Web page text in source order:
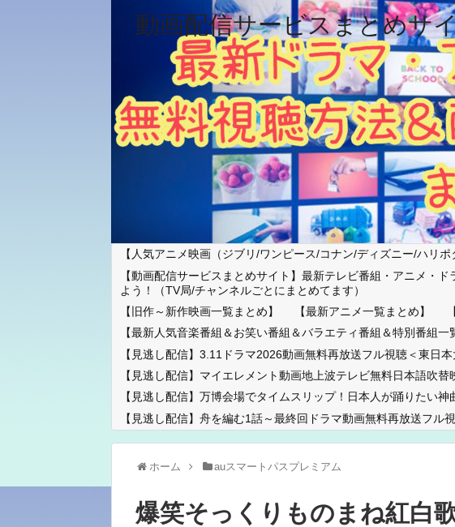
動画配信サービスまとめサ
【人気アニメ映画（ジブリ/ワンピース/コナン/ディズニー/ハリポ
【動画配信サービスまとめサイト】最新テレビ番組・アニメ・
よう！（TV局/チャンネルごとにまとめてます）
【旧作～新作映画一覧まとめ】
【最新アニメ一覧まとめ】
【最新人気音楽番組＆お笑い番組＆バラエティ番組＆特別番組一
【見逃し配信】3.11ドラマ2026動画無料再放送フル視聴＜東日
【見逃し配信】マイエレメント動画地上波テレビ無料日本語吹替
【見逃し配信】万博会場でタイムスリップ！日本人が踊りたい
【見逃し配信】舟を編む1話～最終回ドラマ動画無料再放送フル
ホーム auスマートパスプレミアム
爆笑そっくりものまね紅白